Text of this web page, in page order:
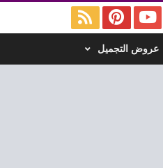
عروض التجميل